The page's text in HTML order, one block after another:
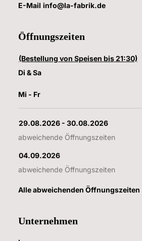
E-Mail info@la-fabrik.de
Öffnungszeiten
(Bestellung von Speisen bis 21:30)
Di & Sa
Mi - Fr
29.08.2026 - 30.08.2026
abweichende Öffnungszeiten
04.09.2026
abweichende Öffnungszeiten
Alle abweichenden Öffnungszeiten
Unternehmen